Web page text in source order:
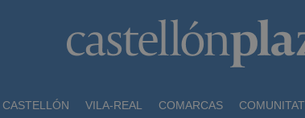
CASTELLÓN VILA-REAL COMARCAS COMUNITAT